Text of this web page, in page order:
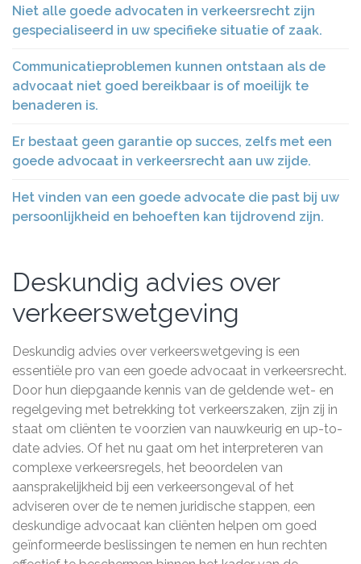
Niet alle goede advocaten in verkeersrecht zijn
gespecialiseerd in uw specifieke situatie of zaak.
Communicatieproblemen kunnen ontstaan als de
advocaat niet goed bereikbaar is of moeilijk te
benaderen is.
Er bestaat geen garantie op succes, zelfs met een
goede advocaat in verkeersrecht aan uw zijde.
Het vinden van een goede advocate die past bij uw
persoonlijkheid en behoeften kan tijdrovend zijn.
Deskundig advies over
verkeerswetgeving
Deskundig advies over verkeerswetgeving is een
essentiële pro van een goede advocaat in verkeersrecht.
Door hun diepgaande kennis van de geldende wet- en
regelgeving met betrekking tot verkeerszaken, zijn zij in
staat om cliënten te voorzien van nauwkeurig en up-to-
date advies. Of het nu gaat om het interpreteren van
complexe verkeersregels, het beoordelen van
aansprakelijkheid bij een verkeersongeval of het
adviseren over de te nemen juridische stappen, een
deskundige advocaat kan cliënten helpen om goed
geïnformeerde beslissingen te nemen en hun rechten